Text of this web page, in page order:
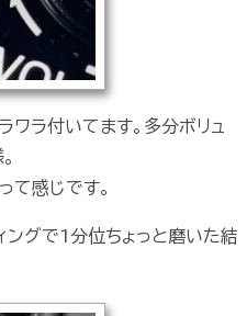
ワラ付いてます。多分ボリュ
感じです。
ングで1分位ちょっと磨いた結